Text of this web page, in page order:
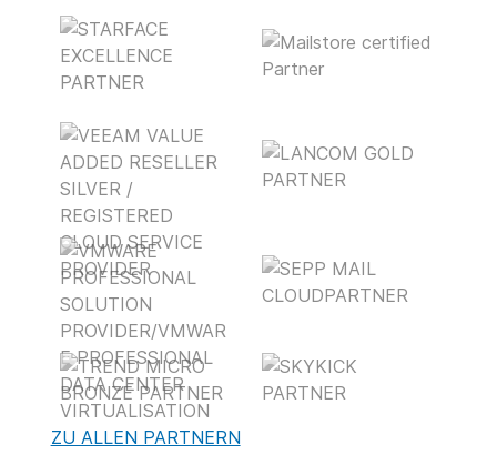
ZU ALLEN PARTNERN